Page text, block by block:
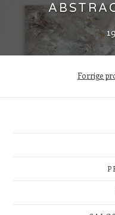
Forrige